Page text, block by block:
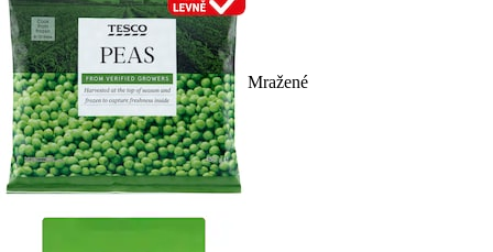
Mražené